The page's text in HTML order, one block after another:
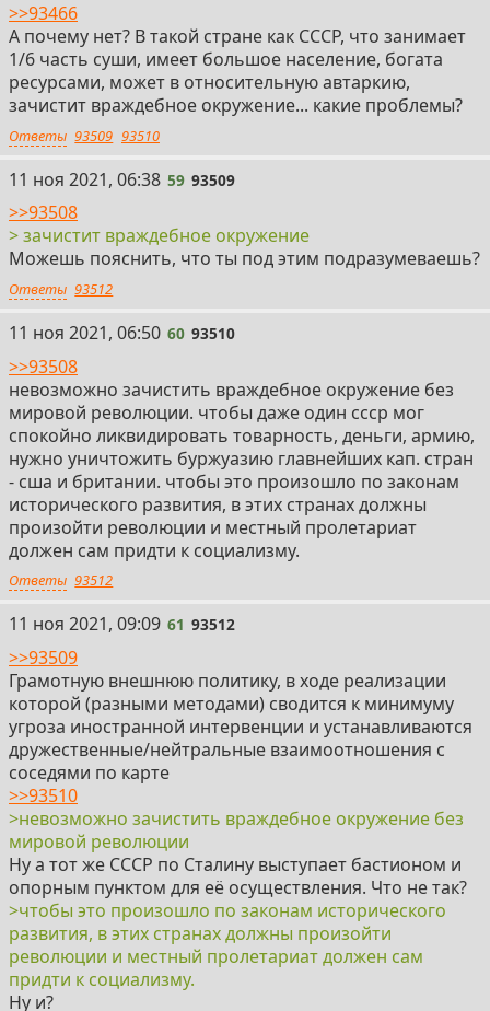
>>93466
А почему нет? В такой стране как СССР, что занимает
1/6 часть суши, имеет большое население, богата
ресурсами, может в относительную автаркию,
зачистит враждебное окружение... какие проблемы?
Ответы 93509 93510
59
11 ноя 2021, 06:38 59 93509
>>93508
> зачистит враждебное окружение
Можешь пояснить, что ты под этим подразумеваешь?
Ответы 93512
60
11 ноя 2021, 06:50 60 93510
>>93508
невозможно зачистить враждебное окружение без
мировой революции. чтобы даже один ссср мог
спокойно ликвидировать товарность, деньги, армию,
нужно уничтожить буржуазию главнейших кап. стран
- сша и британии. чтобы это произошло по законам
исторического развития, в этих странах должны
произойти революции и местный пролетариат
должен сам придти к социализму.
Ответы 93512
61
11 ноя 2021, 09:09 61 93512
>>93509
Грамотную внешнюю политику, в ходе реализации
которой (разными методами) сводится к минимуму
угроза иностранной интервенции и устанавливаются
дружественные/нейтральные взаимоотношения с
соседями по карте
>>93510
>невозможно зачистить враждебное окружение без
мировой революции
Ну а тот же СССР по Сталину выступает бастионом и
опорным пунктом для её осуществления. Что не так?
>чтобы это произошло по законам исторического
развития, в этих странах должны произойти
революции и местный пролетариат должен сам
придти к социализму.
Ну и?